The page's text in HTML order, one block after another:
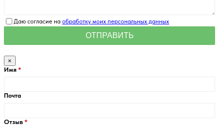
Даю согласие на обработку моих персональных данных
×
Имя
Почта
Отзыв